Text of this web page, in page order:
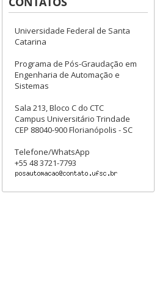
Universidade Federal de Santa
Catarina
Programa de Pós-Graudação em
Engenharia de Automação e
Sistemas
Sala 213, Bloco C do CTC
Campus Universitário Trindade
CEP 88040-900 Florianópolis - SC
Telefone/WhatsApp
+55 48 3721-7793